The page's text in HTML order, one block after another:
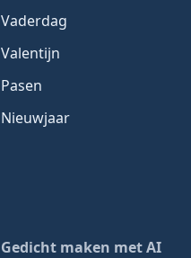
Vaderdag
Valentijn
Pasen
Nieuwjaar
Gedicht maken met AI